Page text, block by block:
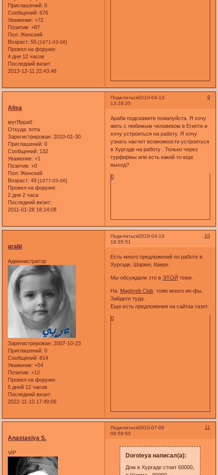
Приглашений: 0
Сообщений: 676
Уважение: +72
Позитив: +87
Пол: Женский
Возраст: 55[1971-03-06]
Провел на форуме:
4 дня 12 часов
Последний визит:
2013-12-11 22:43:46
Поделиться 9
2010-04-13
13:29:35
Alisa
мугЯрраб
Откуда: ялта
Зарегистрирован: 2010-01-30
Приглашений: 0
Сообщений: 132
Уважение: +1
Позитив: +0
Пол: Женский
Возраст: 49[1977-03-06]
Провел на форуме:
2 дня 2 часа
Последний визит:
2011-01-28 18:14:08
Араби подскажите пожалуйста. Я хочу
жить с любимым человеком в Египте и
хочу устроиться на работу. Я хочу
узнать насчет возможности устроиться
в Хургаде на работу . Только через
турфирмы или есть какой то еще
выход?
0
Поделиться 10
2010-04-14
18:55:51
arabi
Администратор
Зарегистрирован: 2007-10-23
Приглашений: 0
Сообщений: 814
Уважение: +54
Позитив: +12
Провел на форуме:
5 дней 12 часов
Последний визит:
2022-11-10 17:49:06
Есть много предложений по работе в
Хургаде, Шарме, Каире.
Мы обсуждали это в ЭТОЙ теме.
На Maghreb Clubтоже много ин-фы.
Зайдите туда.
Еще есть предложения на сайтах газет.
0
Поделиться 11
2010-07-06
08:59:50
Anastasiya S.
VIP Doroteya написал(а):
Дом в Хургаде стоит 60000,